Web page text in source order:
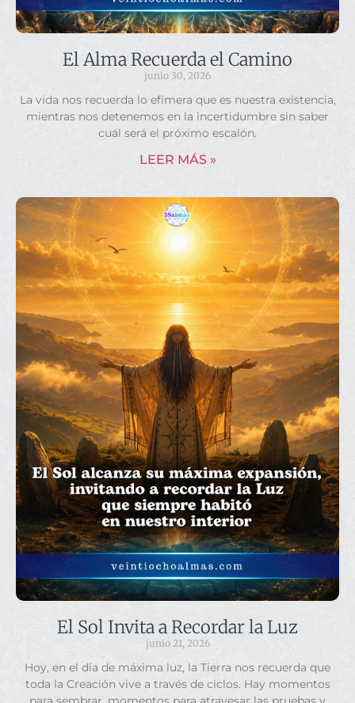
El Alma Recuerda el Camino
junio 30, 2026
La vida nos recuerda lo efímera que es nuestra existencia,
mientras nos detenemos en la incertidumbre sin saber
cuál será el próximo escalón.
LEER MÁS »
El Sol Invita a Recordar la Luz
junio 21, 2026
Hoy, en el día de máxima luz, la Tierra nos recuerda que
toda la Creación vive a través de ciclos. Hay momentos